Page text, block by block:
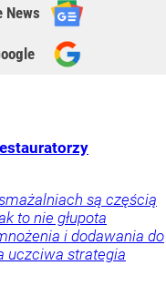
News
są częścią
to nie głupota
i dodawania do
uczciwa strategia